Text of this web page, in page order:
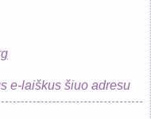
e-laiškus šiuo adresu